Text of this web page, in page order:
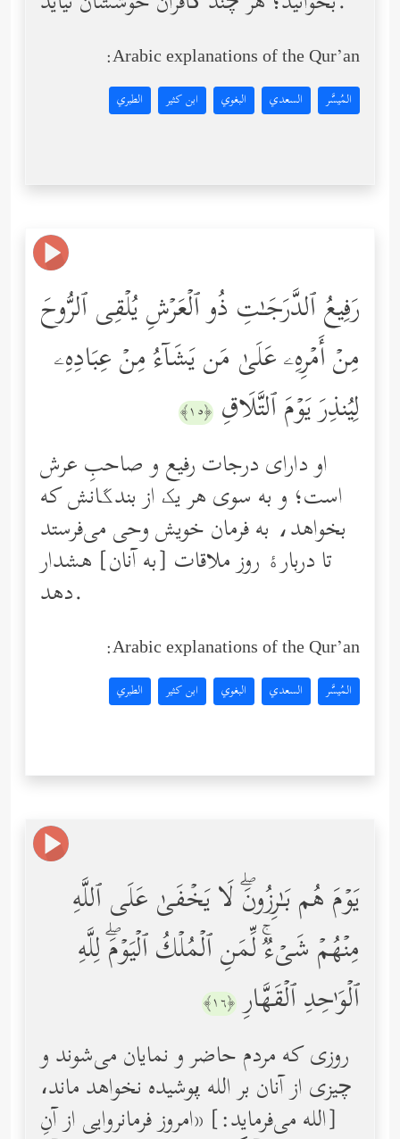
Arabic explanations of the Qur’an:
المُيسَّر السعدي البغوي ابن كثير الطبري
رَفِیعُ ٱلدَّرَجَـٰتِ ذُو ٱلۡعَرۡشِ یُلۡقِی ٱلرُّوحَ
مِنۡ أَمۡرِهِۦ عَلَىٰ مَن یَشَاۤءُ مِنۡ عِبَادِهِۦ
لِیُنذِرَ یَوۡمَ ٱلتَّلَاقِ ﴿١٥﴾
او دارای درجات رفیع و صاحبِ عرش
است؛ و به سوی هر یک از بندگانش كه
بخواهد، به فرمان خویش وحى مى‌فرستد
تا دربارۀ روز ملاقات [به آنان] هشدار
دهد.
Arabic explanations of the Qur’an:
المُيسَّر السعدي البغوي ابن كثير الطبري
یَوۡمَ هُم بَـٰرِزُونَۖ لَا یَخۡفَىٰ عَلَى ٱللَّهِ
مِنۡهُمۡ شَیۡءࣱۚ لِّمَنِ ٱلۡمُلۡكُ ٱلۡیَوۡمَۖ لِلَّهِ
ٱلۡوَ ٰ⁠حِدِ ٱلۡقَهَّارِ ﴿١٦﴾
روزی كه مردم حاضر و نمایان می‌شوند و
چیزی از آنان بر الله پوشیده نخواهد ماند،
[الله می‌فرماید:] «امروز فرمانروایی از آنِ